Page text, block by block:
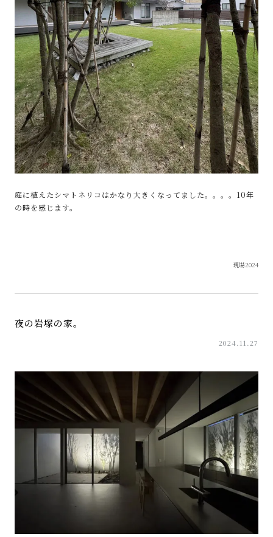
庭に植えたシマトネリコはかなり大きくなってました。。。。10年
の時を感じます。
現場2024
夜の岩塚の家。
2024.11.27